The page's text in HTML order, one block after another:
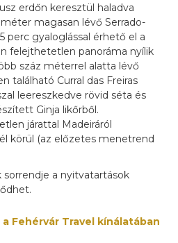
erdőn keresztül haladva
magasan lévő Serrado-
perc gyaloglással érhető el a
felejthetetlen panoráma nyílik
száz méterrel alatta lévő
található Curral das Freiras
leereszkedve rövid séta és
Ginja likőrből.
járattal Madeiráról
körül (az előzetes menetrend
sorrendje a nyitvatartások
Fehérvár Travel kínálatában